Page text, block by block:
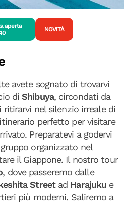
aperta
NOVITÀ
avete sognato di trovarvi
diShibuya, circondati da
nel silenzio irreale di
perfetto per visitare
Preparatevi a godervi
organizzato nel
il Giappone. Il nostro tour
, dove passeremo dalle
Street ad Harajuku e
più moderni. Saliremo a